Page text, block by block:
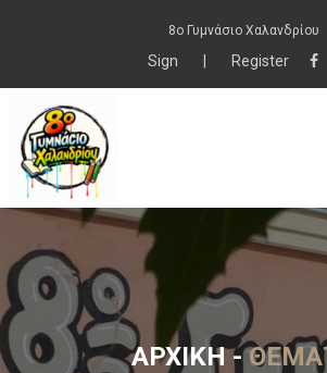
8ο Γυμνάσιο Χαλανδρίου
Sign Register
ΑΡΧΙΚΉ-